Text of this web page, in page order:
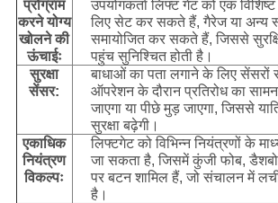
प्रोग्राम
करने योग्य
खोलने की
ऊंचाईः
उपयोगकर्ता लिफ्ट गेट को एक
लिए सेट कर सकते हैं, गैरेज या अन्य
समायोजित कर सकते हैं, जिससे
पहुंच सुनिश्चित होती है।
सुरक्षा
सेंसर:
बाधाओं का पता लगाने के लिए
ऑपरेशन के दौरान प्रतिरोध का
जाएगा या पीछे मुड़ जाएगा, जिससे
सुरक्षा बढ़ेगी।
एकाधिक
नियंत्रण
विकल्पः
लिफ्टगेट को विभिन्न नियंत्रणों के
जा सकता है, जिसमें कुंजी फोब,
पर बटन शामिल हैं, जो संचालन में
है।